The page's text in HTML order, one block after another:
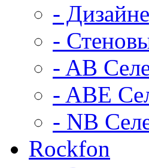
-
-
- AB
- ABE
- NB
Rockfon